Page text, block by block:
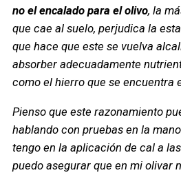
no el encalado para el olivo, la
que cae al suelo, perjudica la
que hace que este se vuelva
absorber adecuadamente
como el hierro que se encuentra
Pienso que este razonamiento
hablando con pruebas en la
tengo en la aplicación de cal a
puedo asegurar que en mi olivar